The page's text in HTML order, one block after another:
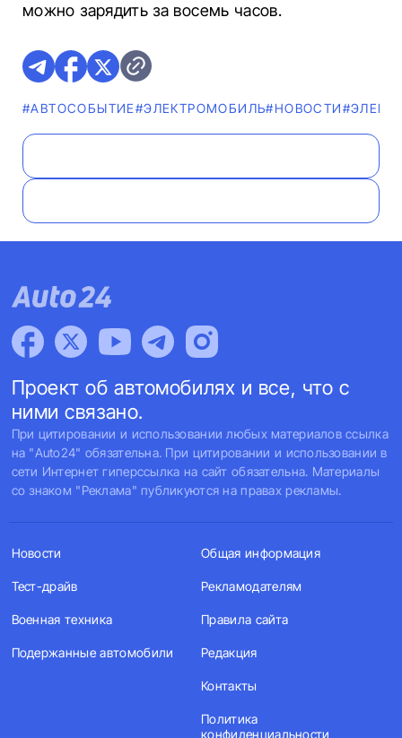
можно зарядить за восемь часов.
#АВТОСОБЫТИЕ#ЭЛЕКТРОМОБИЛЬ#НОВОСТИ
Проект об автомобилях и все, что с
ними связано.
При цитировании и использовании любых материалов ссылка
на "Auto24" обязательна. При цитировании и использовании в
сети Интернет гиперссылка на сайт обязательна. Материалы
со знаком "Реклама" публикуются на правах рекламы.
Новости
Тест-драйв
Военная техника
Подержанные автомобили
Общая информация
Рекламодателям
Правила сайта
Редакция
Контакты
Политика
конфиденциальности